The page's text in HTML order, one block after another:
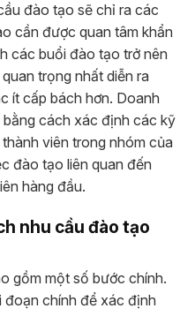
đào tạo sẽ chỉ ra các
cần được quan tâm khẩn
các buổi đào tạo trở nên
trọng nhất diễn ra
ít cấp bách hơn. Doanh
cách xác định các kỹ
viên trong nhóm của
đào tạo liên quan đến
hàng đầu.
nhu cầu đào tạo
gồm một số bước chính.
đoạn chính để xác định